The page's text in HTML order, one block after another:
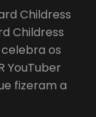
Childress
Childress
os
YouTuber
fizeram a